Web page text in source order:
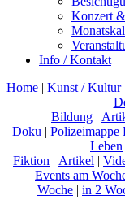
Konzert
Info / Kontakt
Home | Kunst / Kultur|
Bildung |
Doku | Polizeimappe
Leben
Fiktion | Artikel |
Events am
Woche | in 2